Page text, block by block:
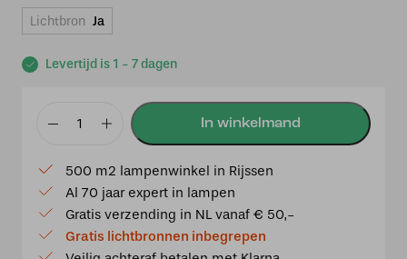
Levertijd is 1 - 7 dagen
Lichtbron Ja
Tiffany
Liseron
Pink
3
500 m2 lampenwinkel in Rijssen
Al 70 jaar expert in lampen
Gratis verzending in NL vanaf € 50,-
Gratis lichtbronnen inbegrepen